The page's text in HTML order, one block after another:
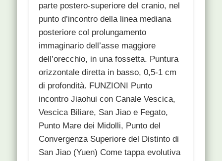
parte postero-superiore del cranio, nel
punto d’incontro della linea mediana
posteriore col prolungamento
immaginario dell’asse maggiore
dell’orecchio, in una fossetta. Puntura
orizzontale diretta in basso, 0,5-1 cm
di profondità. FUNZIONI Punto
incontro Jiaohui con Canale Vescica,
Vescica Biliare, San Jiao e Fegato,
Punto Mare dei Midolli, Punto del
Convergenza Superiore del Distinto di
San Jiao (Yuen) Come tappa evolutiva